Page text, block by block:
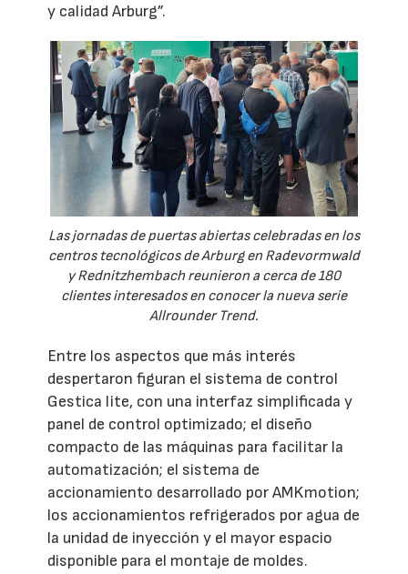
y calidad Arburg”.
Las jornadas de puertas abiertas celebradas en los
centros tecnológicos de Arburg en Radevormwald
y Rednitzhembach reunieron a cerca de 180
clientes interesados en conocer la nueva serie
Allrounder Trend.
Entre los aspectos que más interés
despertaron figuran el sistema de control
Gestica lite, con una interfaz simplificada y
panel de control optimizado; el diseño
compacto de las máquinas para facilitar la
automatización; el sistema de
accionamiento desarrollado por AMKmotion;
los accionamientos refrigerados por agua de
la unidad de inyección y el mayor espacio
disponible para el montaje de moldes.